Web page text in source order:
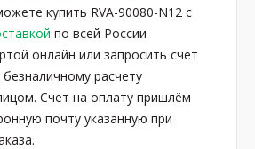
купить RVA-90080-N12 с
по всей России
онлайн или запросить счет
расчету
Счет на оплату пришлём
почту указанную при